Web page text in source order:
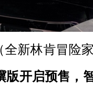
全新林肯冒险
版开启预售，